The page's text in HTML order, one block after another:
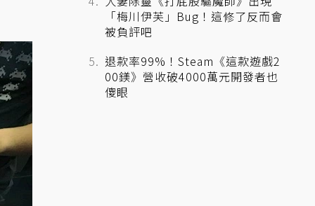
「梅川伊芙」Bug！這修了反而會
被負評吧
退款率99%！Steam《這款遊戲2
00鎂》營收破4000萬元開發者也
傻眼